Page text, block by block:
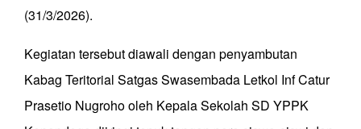
(31/3/2026).
Kegiatan tersebut diawali dengan penyambutan
Kabag Teritorial Satgas Swasembada Letkol Inf Catur
Prasetio Nugroho oleh Kepala Sekolah SD YPPK